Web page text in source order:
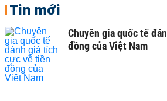
Tin mới
Chuyên gia quốc tế
đồng của Việt Nam